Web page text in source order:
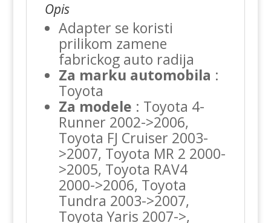
Opis
Adapter se koristi
prilikom zamene
fabrickog auto radija
Za marku automobila :
Toyota
Za modele : Toyota 4-
Runner 2002->2006,
Toyota FJ Cruiser 2003-
>2007, Toyota MR 2 2000-
>2005, Toyota RAV4
2000->2006, Toyota
Tundra 2003->2007,
Toyota Yaris 2007->,